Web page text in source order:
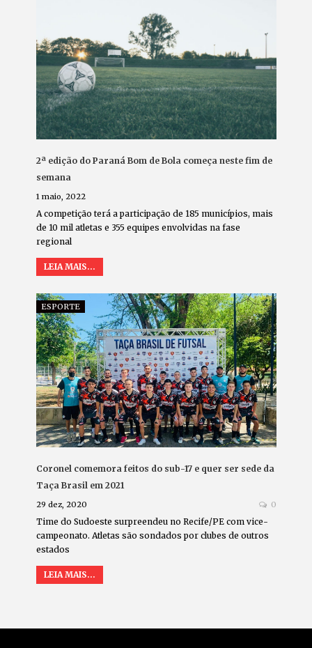
2ª edição do Paraná Bom de Bola começa neste fim de
semana
1 maio, 2022
A competição terá a participação de 185 municípios, mais
de 10 mil atletas e 355 equipes envolvidas na fase
regional
LEIA MAIS...
ESPORTE
Coronel comemora feitos do sub-17 e quer ser sede da
Taça Brasil em 2021
29 dez, 2020 0
Time do Sudoeste surpreendeu no Recife/PE com vice-
campeonato. Atletas são sondados por clubes de outros
estados
LEIA MAIS...